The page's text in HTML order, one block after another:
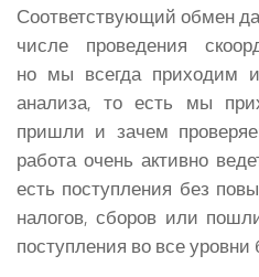
Соответствующий обмен
числе проведения
но мы всегда приходим
анализа, то есть мы
пришли и зачем
работа очень активно
есть поступления без
налогов, сборов или
поступления во все